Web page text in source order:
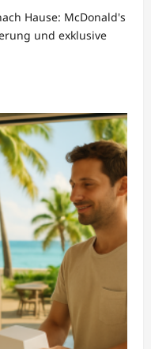
Hause: McDonald's
und exklusive